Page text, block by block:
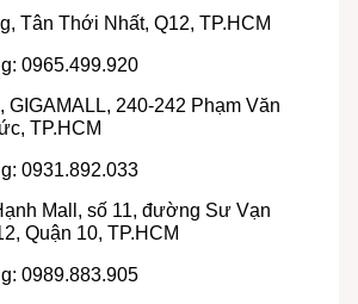
Tân Thới Nhất, Q12, TP.HCM
0965.499.920
GIGAMALL, 240-242 Phạm Văn
TP.HCM
0931.892.033
Mall, số 11, đường Sư Vạn
Quận 10, TP.HCM
0989.883.905